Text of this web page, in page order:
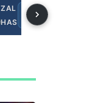
ZAL
HAS
OGGI
19:00